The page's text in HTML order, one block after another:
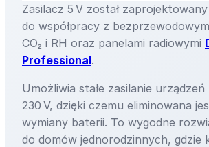
Zasilacz 5 V został zaprojektowany
do współpracy z
CO₂ i RH oraz panelami radiowymi
Professional.
Umożliwia stałe zasilanie urządzeń
230 V, dzięki czemu eliminowana
wymiany baterii. To wygodne
do domów jednorodzinnych, gdzie